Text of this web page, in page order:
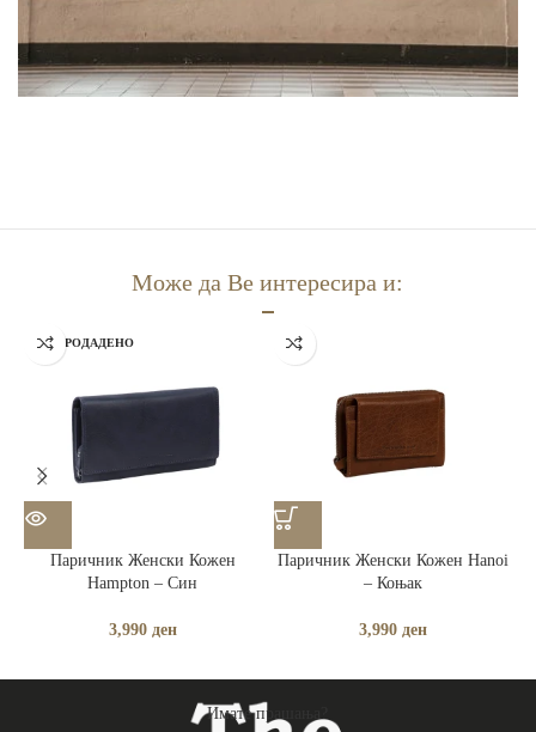
Може да Ве интересира и:
РАСПРОДАДЕНО
Паричник Женски Кожен
Hampton – Син
3,990 ден
Паричник Женски Кожен Hanoi
– Коњак
3,990 ден
Имате прашања?